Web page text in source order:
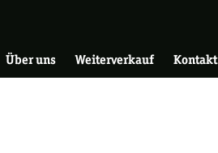
Über uns Weiterverkauf Kontakt